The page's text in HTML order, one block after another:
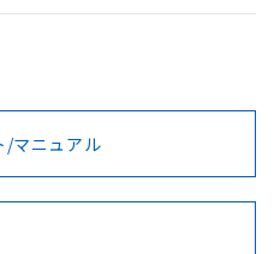
/会員登録
ただく前に、以下を必ずお読
BV型式承認
（フランス
KR型式
（韓国
/マニュアル